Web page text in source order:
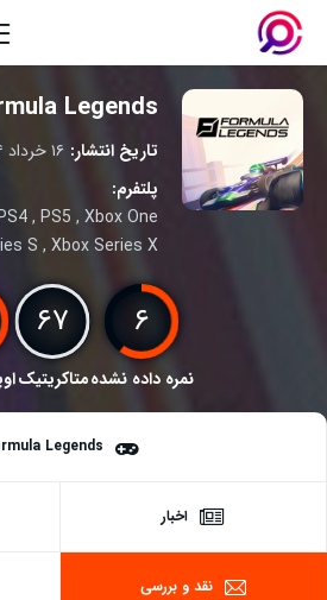
Legends
تاریخ انتشار: ۱۶ خرداد ۱۴۰۴
پلتفرم:
, PS5 , Xbox One
S , Xbox Series X
۶
نمره داده نشده
۶۷
متاکریتیک
Legends
اخبار
نقد و بررسی